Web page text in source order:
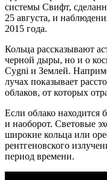
системы Свифт,
25 августа, и
2015 года.
Кольца рассказывают
черной дыры, но и о
Cygni и Землей.
лучах показывает
облаков, от которых
Если облако находится
и наоборот. Световые
широкие кольца или
рентгеновского
период времени.